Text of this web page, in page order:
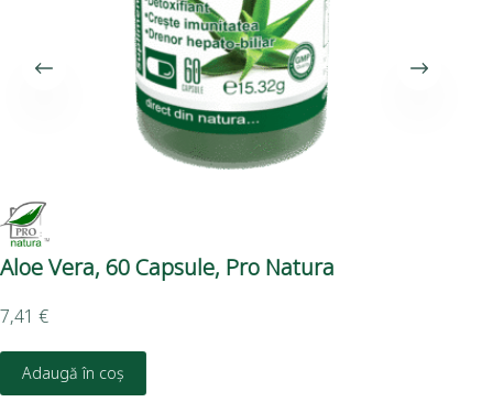
Aloe Vera, 60 Capsule, Pro Natura
7,41 €
Adaugă în coș